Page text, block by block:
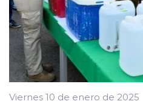
Viernes 10 de enero de 2025